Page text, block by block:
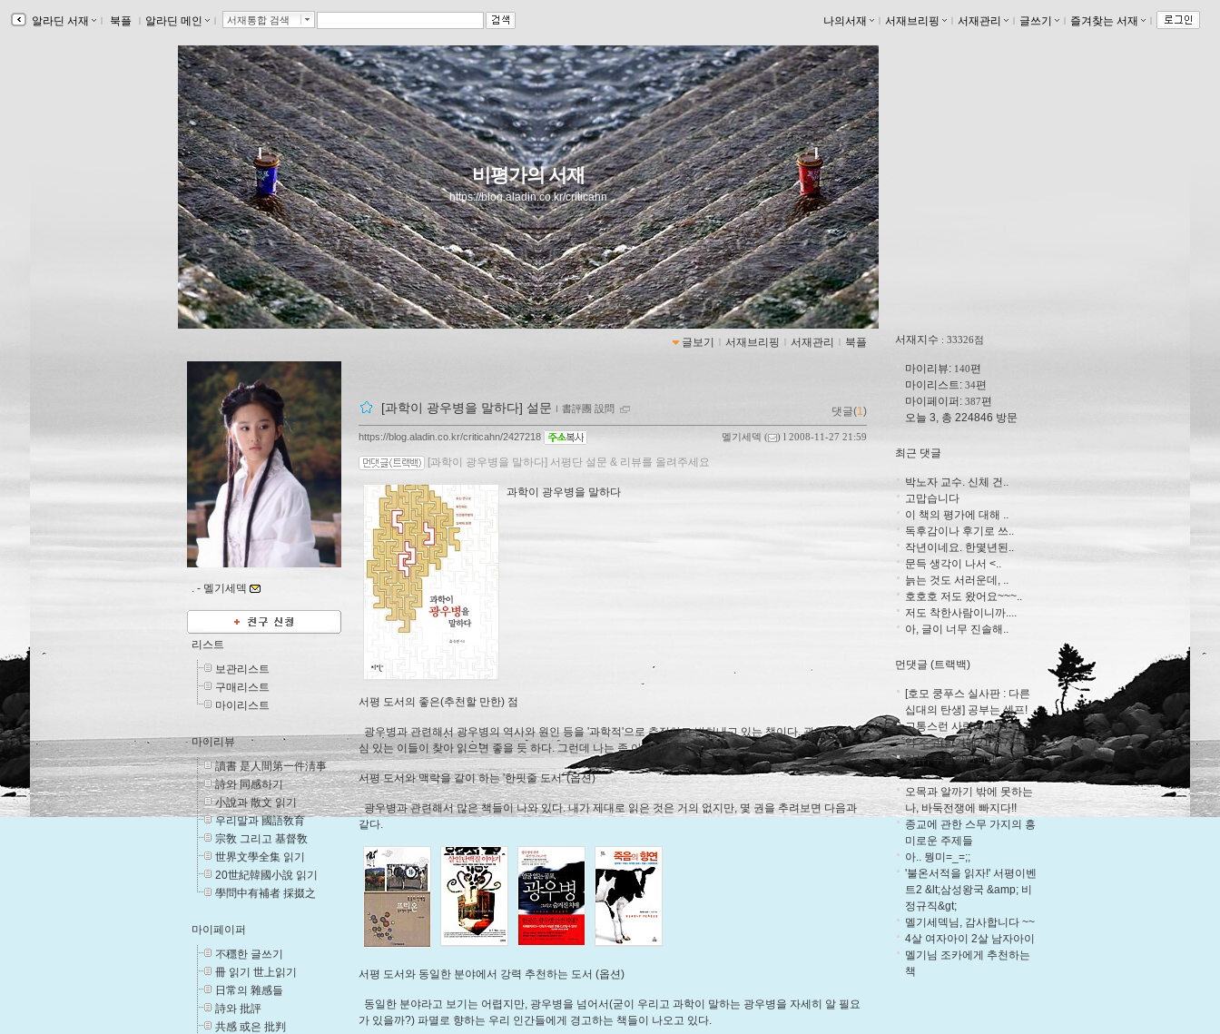
알라딘 서재 ｌ 북플 ｌ 알라딘 메인 ｌ 서재통합 검색 나의서재 ｌ 서재브리핑 ｌ 서재관리 ｌ 글쓰기 ｌ 즐겨찾는 서재 ｌ
비평가의 서재
https://blog.aladin.co.kr/criticahn
글보기 ｌ 서재브리핑 서재관리 북플
. - 멜기세덱
리스트
보관리스트
구매리스트
마이리스트
마이리뷰
讀書 是人間第一件淸事
詩와 同感하기
小說과 散文 읽기
우리말과 國語敎育
宗敎 그리고 基督敎
世界文學全集 읽기
20世紀韓國小說 읽기
學問中有補者 採掇之
마이페이퍼
不穩한 글쓰기
冊 읽기 世上읽기
日常의 雜感들
詩와 批評
共感 或은 批判
[과학이 광우병을 말하다] 설문 ｌ 書評團 設問 댓글(1)
멜기세덱 ( ) l 2008-11-27 21:59
https://blog.aladin.co.kr/criticahn/2427218
[과학이 광우병을 말하다] 서평단 설문 & 리뷰를 올려주세요
과학이 광우병을 말하다
서평 도서의 좋은(추천할 만한) 점
광우병과 관련해서 광우병의 역사와 원인 등을 '과학적'으로 추적하고 밝혀내고 있는 책이다. 광우병에 관
심 있는 이들이 찾아 읽으면 좋을 듯 하다. 그런데 나는 좀 아니다.
서평 도서와 맥락을 같이 하는 '한핏줄 도서' (옵션)
광우병과 관련해서 많은 책들이 나와 있다. 내가 제대로 읽은 것은 거의 없지만, 몇 권을 추려보면 다음과
같다.
서평 도서와 동일한 분야에서 강력 추천하는 도서 (옵션)
동일한 분야라고 보기는 어렵지만, 광우병을 넘어서(굳이 우리고 과학이 말하는 광우병을 자세히 알 필요
가 있을까?) 파멸로 향하는 우리 인간들에게 경고하는 책들이 나오고 있다.
서재지수 : 33326점
마이리뷰: 140편
마이리스트: 34편
마이페이퍼: 387편
오늘 3, 총 224846 방문
최근 댓글
박노자 교수. 신체 건..
고맙습니다
이 책의 평가에 대해 ..
독후감이나 후기로 쓰..
작년이네요. 한몇년된..
문득 생각이 나서 <..
늙는 것도 서러운데, ..
호호호 저도 왔어요~~~..
저도 착한사람이니까....
아, 글이 너무 진솔해..
먼댓글 (트랙백)
[호모 쿵푸스 실사판 : 다른
십대의 탄생] 공부는 셀프!
고통스런 사람에게 병 주고
약 주고(한겨레21 제744호)
리뷰, 추천할만한게 있냐
구...
오목과 알까기 밖에 못하는
나, 바둑전쟁에 빠지다!!
종교에 관한 스무 가지의 흥
미로운 주제들
아.. 뭥미=_=;;
'불온서적을 읽자!' 서평이벤
트2 &lt;삼성왕국 &amp; 비
정규직&gt;
멜기세덱님, 감사합니다 ~~
4살 여자아이 2살 남자아이
멜기님 조카에게 추천하는
책